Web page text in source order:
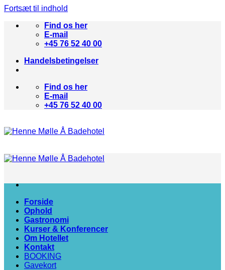
Fortsæt til indhold
Find os her
E-mail
+45 76 52 40 00
Handelsbetingelser
Find os her
E-mail
+45 76 52 40 00
Forside
Ophold
Gastronomi
Kurser & Konferencer
Om Hotellet
Kontakt
BOOKING
Gavekort